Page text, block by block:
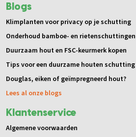
Blogs
Klimplanten voor privacy op je schutting
Onderhoud bamboe- en rietenschuttingen
Duurzaam hout en FSC-keurmerk kopen
Tips voor een duurzame houten schutting
Douglas, eiken of geïmpregneerd hout?
Lees al onze blogs
Klantenservice
Algemene voorwaarden